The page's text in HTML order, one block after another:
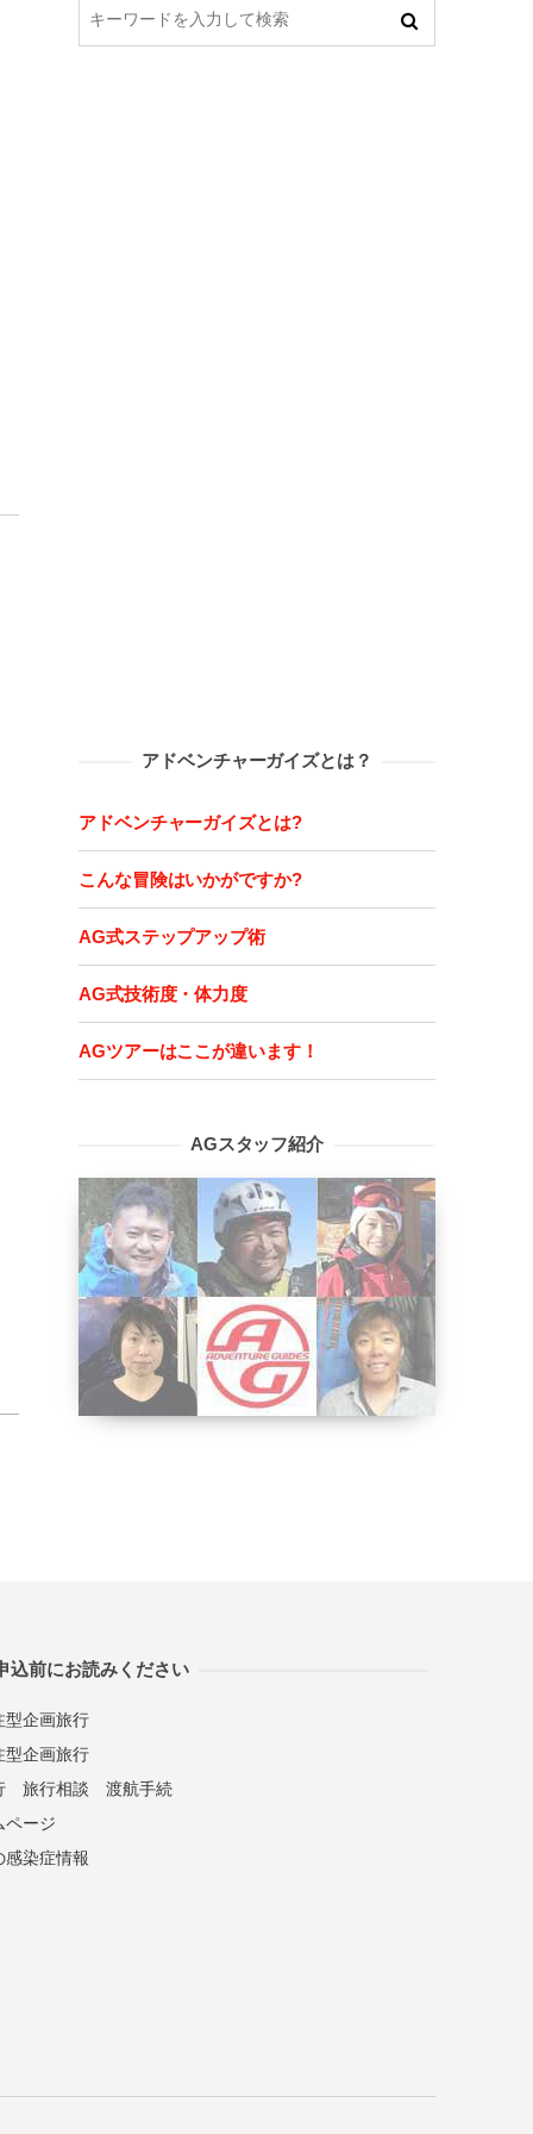
アドベンチャーガイズとは？
アドベンチャーガイズとは?
こんな冒険はいかがですか?
AG式ステップアップ術
AG式技術度・体力度
AGツアーはここが違います！
AGスタッフ紹介
込前にお読みください
型企画旅行
型企画旅行
旅行相談
渡航手続
ページ
感染症情報